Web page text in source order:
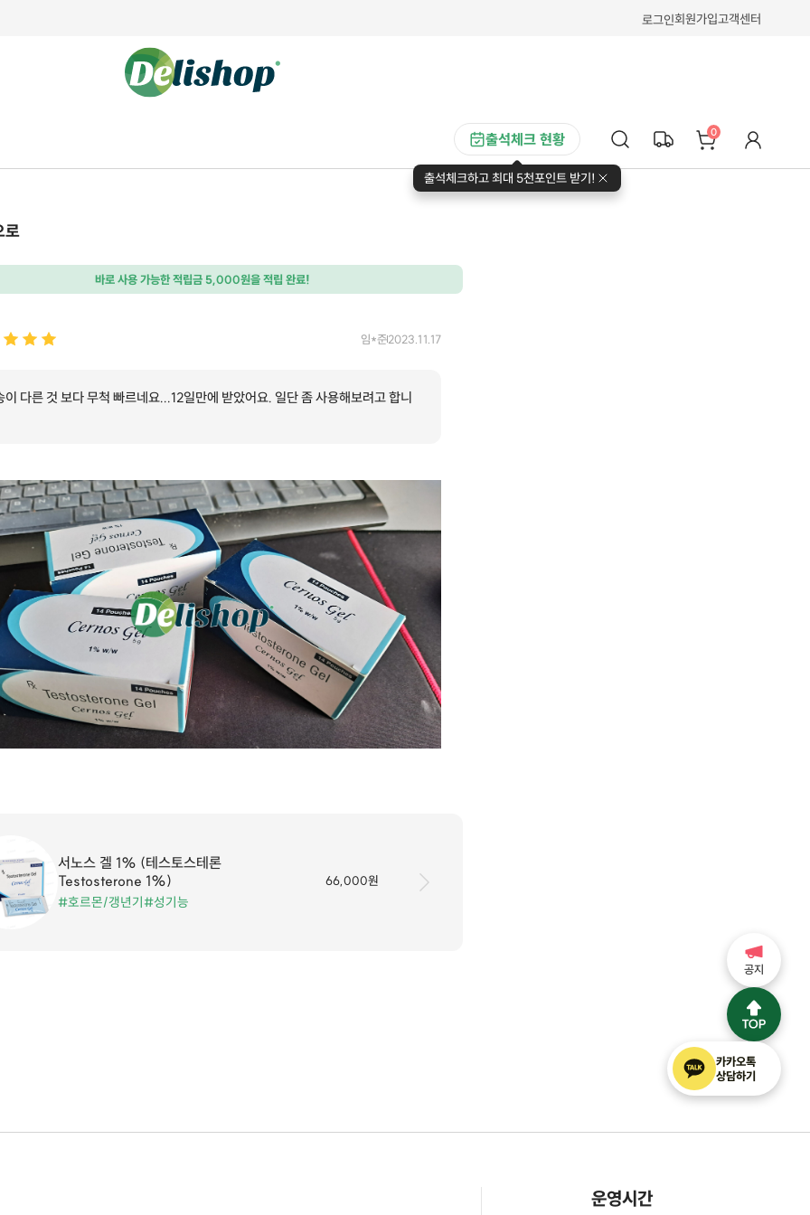
로그인회원가입고객센터
출석체크 현황
출석체크하고 최대 5천포인트 받기!
0
로
바로 사용 가능한 적립금 5,000원을 적립 완료!
임*준2023.11.17
이 다른 것 보다 무척 빠르네요...12일만에 받았어요. 일단 좀 사용해보려고 합니
서노스 겔 1% (테스토스테론
Testosterone 1%)
#호르몬/갱년기 #성기능
66,000원
운영시간
공지
카카오톡
상담하기